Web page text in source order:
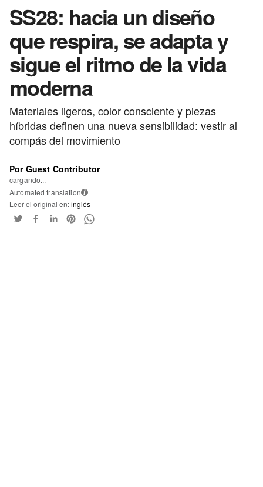
SS28: hacia un diseño
que respira, se adapta y
sigue el ritmo de la vida
moderna
Materiales ligeros, color consciente y piezas
híbridas definen una nueva sensibilidad: vestir al
compás del movimiento
Por Guest Contributor
cargando...
Automated translation i
Leer el original en:inglés